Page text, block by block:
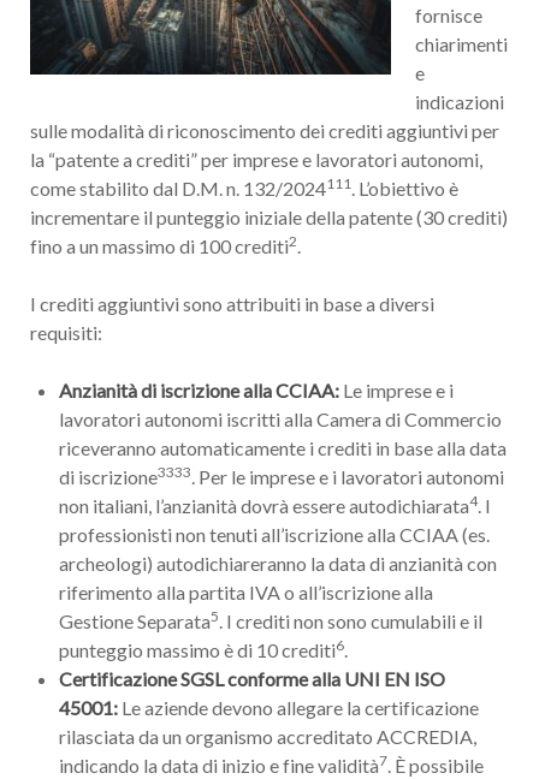
fornisce
chiarimenti
e
indicazioni
sulle modalità di riconoscimento dei crediti aggiuntivi per
la “patente a crediti” per imprese e lavoratori autonomi,
come stabilito dal D.M. n. 132/2024111. L’obiettivo è
incrementare il punteggio iniziale della patente (30 crediti)
fino a un massimo di 100 crediti2.
I crediti aggiuntivi sono attribuiti in base a diversi
requisiti:
Anzianità di iscrizione alla CCIAA: Le imprese e i
lavoratori autonomi iscritti alla Camera di Commercio
riceveranno automaticamente i crediti in base alla data
di iscrizione3333. Per le imprese e i lavoratori autonomi
non italiani, l’anzianità dovrà essere autodichiarata4. I
professionisti non tenuti all’iscrizione alla CCIAA (es.
archeologi) autodichiareranno la data di anzianità con
riferimento alla partita IVA o all’iscrizione alla
Gestione Separata5. I crediti non sono cumulabili e il
punteggio massimo è di 10 crediti6.
Certificazione SGSL conforme alla UNI EN ISO
45001: Le aziende devono allegare la certificazione
rilasciata da un organismo accreditato ACCREDIA,
indicando la data di inizio e fine validità7. È possibile